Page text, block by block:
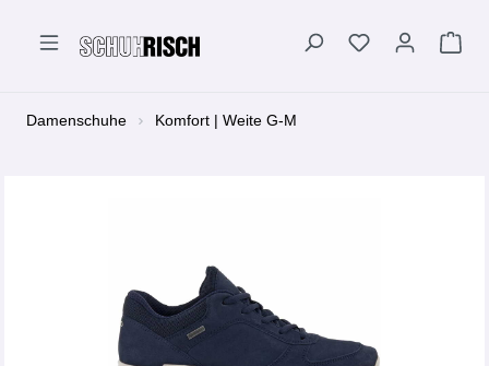
Damenschuhe Komfort | Weite G-M